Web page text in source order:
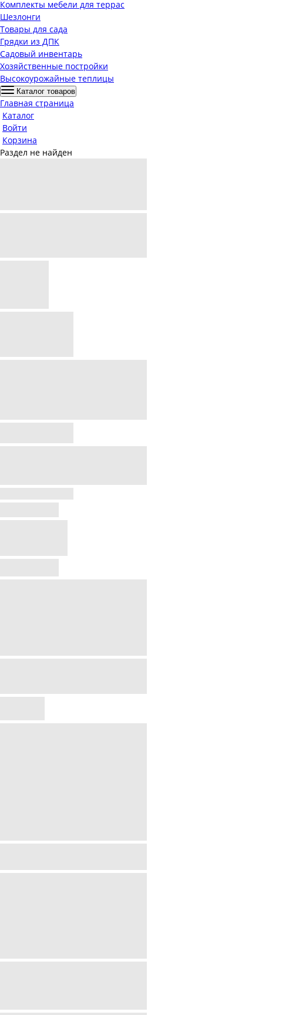
Комплекты мебели для террас
Шезлонги
Товары для сада
Грядки из ДПК
Садовый инвентарь
Хозяйственные постройки
Высокоурожайные теплицы
Каталог товаров
Главная страница
Каталог
Войти
Корзина
Раздел не найден